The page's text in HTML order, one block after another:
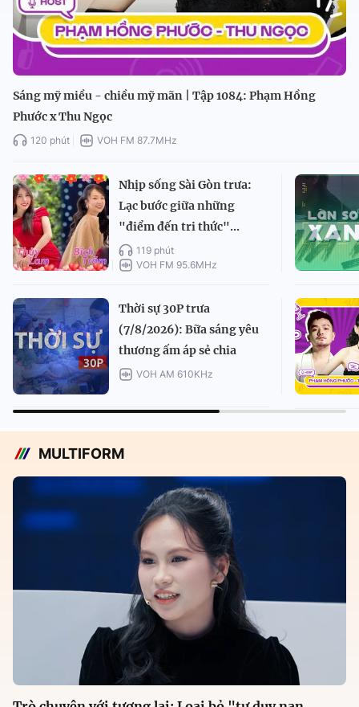
Sáng mỹ miều - chiều mỹ mãn | Tập 1084: Phạm Hồng
Phước x Thu Ngọc
120 phút VOH FM 87.7MHz
Nhịp sống Sài Gòn trưa:
Lạc bước giữa những
"điểm đến tri thức"...
119 phút
VOH FM 95.6MHz
Thời sự 30P trưa
(7/8/2026): Bữa sáng yêu
thương ấm áp sẻ chia
VOH AM 610KHz
MULTIFORM